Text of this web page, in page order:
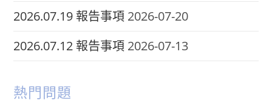
2026.07.19 報告事項 2026-07-20
2026.07.12 報告事項 2026-07-13
熱門問題